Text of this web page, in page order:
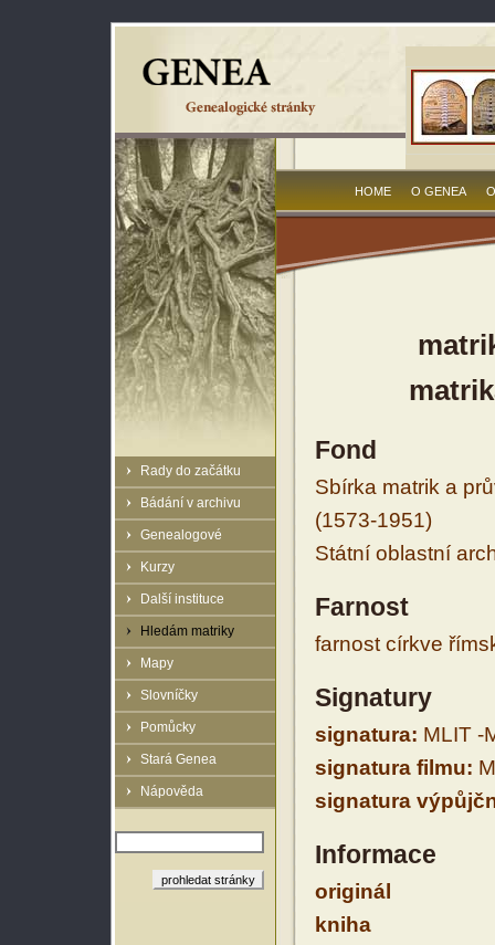
Rady do začátku
Bádání v archivu
Genealogové
Kurzy
Další instituce
Hledám matriky
Mapy
Slovníčky
Pomůcky
Stará Genea
Nápověda
HOME O GENEA
Fond
Sbírka matrik a
(1573-1951)
Státní oblastní
Farnost
farnost církve
Signatury
signatura: MLIT -
signatura filmu:
signatura
Informace
originál
kniha